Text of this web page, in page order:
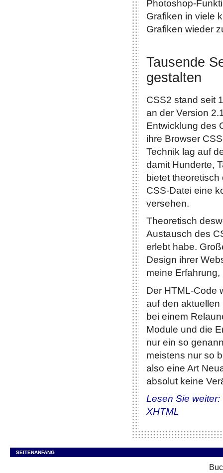
Photoshop-
Grafiken in viele
Grafiken wieder
Tausende
gestalten
CSS2 stand seit
an der Version
Entwicklung des
ihre Browser
Technik lag auf
damit Hunderte,
bietet
CSS-Datei eine
versehen.
Theoretisch
Austausch des
erlebt habe.
Design ihrer
meine
Der HTML-Code
auf den
bei einem
Module und die
nur ein so
meistens nur so
also eine Art
absolut keine
Lesen Sie weiter:
XHTML
SEITENANFANG